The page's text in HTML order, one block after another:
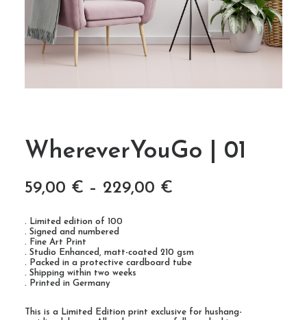
WhereverYouGo | 01
59,00 € – 229,00 €
. Limited edition of 100
. Signed and numbered
. Fine Art Print
. Studio Enhanced, matt-coated 210 gsm
. Packed in a protective cardboard tube
. Shipping within two weeks
. Printed in Germany
This is a Limited Edition print exclusive for hushang-